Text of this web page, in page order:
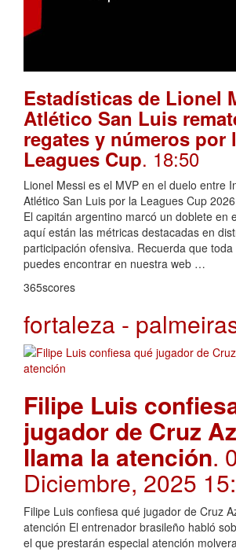
Estadísticas de Lionel
Atlético San Luis
regates y números por
Leagues Cup. 18:50
Lionel Messi es el MVP en el duelo entre
Atlético San Luis por la Leagues Cup
El capitán argentino marcó un doblete en
aquí están las métricas destacadas en
participación ofensiva. Recuerda que
puedes encontrar en nuestra web …
365scores
fortaleza -
Filipe Luis
jugador de Cruz
llama la atención.
Diciembre, 2025
Filipe Luis confiesa qué jugador de Cruz
atención El entrenador brasileño habló
el que prestarán especial atención